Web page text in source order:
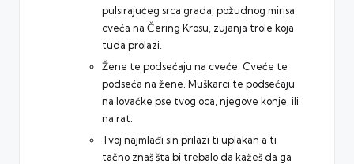
pulsirajućeg srca grada, požudnog mirisa
cveća na Čering Krosu, zujanja trole koja
tuda prolazi.
Žene te podsećaju na cveće. Cveće te
podseća na žene. Muškarci te podsećaju
na lovačke pse tvog oca, njegove konje, ili
na rat.
Tvoj najmlađi sin prilazi ti uplakan a ti
tačno znaš šta bi trebalo da kažeš da ga